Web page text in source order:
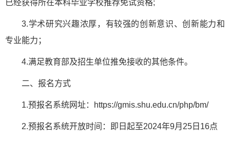
已经获得所在本科毕业学校推荐免试资格;
3.学术研究兴趣浓厚，有较强的创新意识、创新能力和
专业能力；
4.满足教育部及招生单位推免接收的其他条件。
二、报名方式
1.预报名系统网址：https://gmis.shu.edu.cn/php/bm/
2.预报名系统开放时间：即日起至2024年9月25日16点